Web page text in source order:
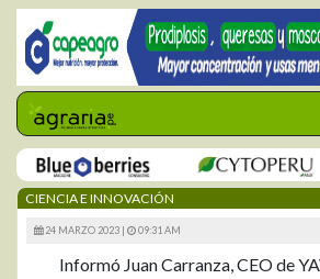
CIENCIA E INNOVACIÓN
24 MARZO 2023 | 09:31 AM
Informó Juan Carranza, CEO de